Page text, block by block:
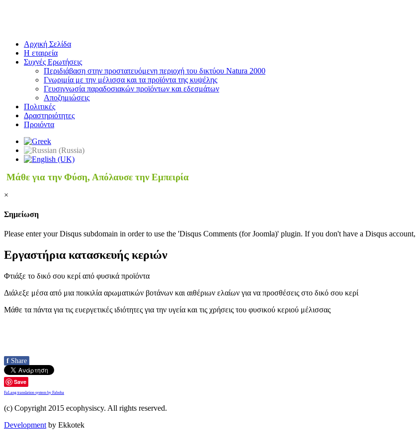
Αρχική Σελίδα
Η εταιρεία
Συχνές Ερωτήσεις
Περιδιάβαση στην προστατευόμενη περιοχή του δικτύου Natura 2000
Γνωριμία με την μέλισσα και τα προϊόντα της κυψέλης
Γευσιγνωσία παραδοσιακών προϊόντων και εδεσμάτων
Αποζημιώσεις
Πολιτικές
Δραστηριότητες
Προιόντα
Μάθε για την Φύση, Απόλαυσε την Εμπειρία
×
Σημείωση
Please enter your Disqus subdomain in order to use the 'Disqus Comments (for Joomla)' plugin. If you don't have a Disqus account,
Εργαστήρια κατασκευής κεριών
Φτιάξε το δικό σου κερί από φυσικά προϊόντα
Διάλεξε μέσα από μια ποικιλία αρωματικών βοτάνων και αιθέριων ελαίων για να προσθέσεις στο δικό σου κερί
Μάθε τα πάντα για τις ευεργετικές ιδιότητες για την υγεία και τις χρήσεις του φυσικού κεριού μέλισσας
f Share
Save
FaLang translation system by Faboba
(c) Copyright 2015 ecophysiscy. All rights reserved.
Development by Ekkotek